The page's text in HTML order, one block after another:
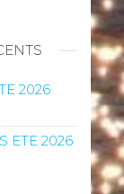
2026
ETE 2026